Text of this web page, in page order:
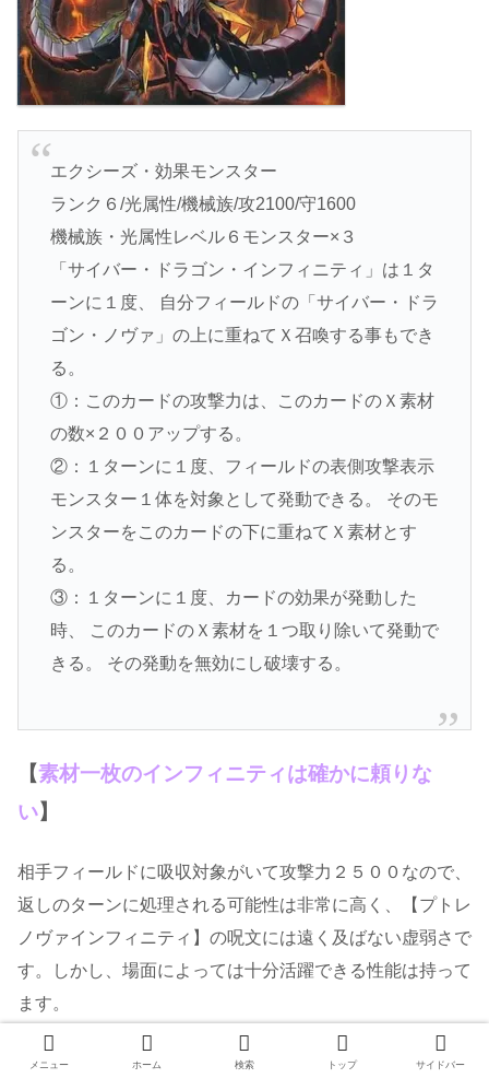
エクシーズ・効果モンスター
ランク６/光属性/機械族/攻2100/守1600
機械族・光属性レベル６モンスター×３
「サイバー・ドラゴン・インフィニティ」は１タ
ーンに１度、 自分フィールドの「サイバー・ドラ
ゴン・ノヴァ」の上に重ねてＸ召喚する事もでき
る。
①：このカードの攻撃力は、このカードのＸ素材
の数×２００アップする。
②：１ターンに１度、フィールドの表側攻撃表示
モンスター１体を対象として発動できる。 そのモ
ンスターをこのカードの下に重ねてＸ素材とす
る。
③：１ターンに１度、カードの効果が発動した
時、 このカードのＸ素材を１つ取り除いて発動で
きる。 その発動を無効にし破壊する。
【素材一枚のインフィニティは確かに頼りな
い】
相手フィールドに吸収対象がいて攻撃力２５００なので、
返しのターンに処理される可能性は非常に高く、【プトレ
ノヴァインフィニティ】の呪文には遠く及ばない虚弱さで
す。しかし、場面によっては十分活躍できる性能は持って
ます。
ライフコストの懸念も《ＲＲ-レディネス》があるので、
メニュー ホーム 検索 トップ サイドバー